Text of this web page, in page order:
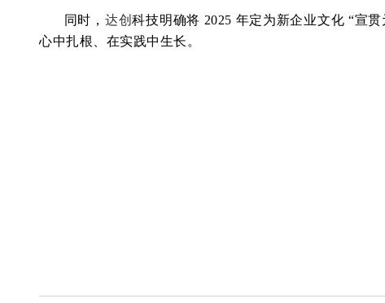
同时， 达创科技明确将 2025 年定为新企业文化 “宣
心中扎根、在实践中生长。